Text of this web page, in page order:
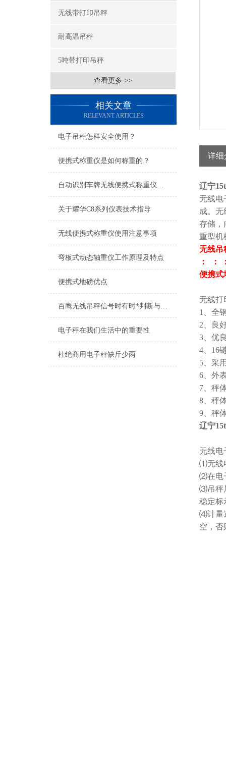
无线带打印吊秤
耐高温吊秤
5吨带打印吊秤
查看更多 >>
相关文章
RELEVANT ARTICLES
电子吊秤怎样安全使用？
便携式称重仪是如何称重的？
自动识别车牌无线便携式称重仪优点
关于耀华C8系列仪表技术指导
无线便携式称重仪使用注意事项
弯板式动态轴重仪工作原理及特点
便携式地磅优点
百鹰无线吊秤信号时有时*判断与解决办法
电子秤在我们生活中的重要性
杜绝商用电子秤缺斤少两
详细
辽宁
无线电
成。
存储，
重型机
无线
： ：
便携式
无线打
1、全
2、良
3、优
4、16
5、采
6、外
7、秤
8、秤
9、秤
辽宁
无线电
⑴无线
⑵在电
⑶吊秤
稳定标
⑷计量
空，否